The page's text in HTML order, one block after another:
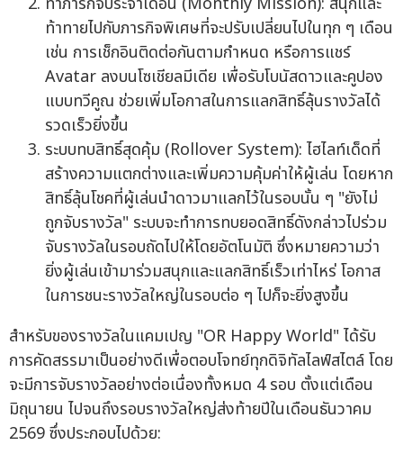
ท้าทายไปกับภารกิจพิเศษที่จะปรับเปลี่ยนไปในทุก ๆ เดือน
เช่น การเช็กอินติดต่อกันตามกำหนด หรือการแชร์
Avatar ลงบนโซเชียลมีเดีย เพื่อรับโบนัสดาวและคูปอง
แบบทวีคูณ ช่วยเพิ่มโอกาสในการแลกสิทธิ์ลุ้นรางวัลได้
รวดเร็วยิ่งขึ้น
ระบบทบสิทธิ์สุดคุ้ม (Rollover System): ไฮไลท์เด็ดที่
สร้างความแตกต่างและเพิ่มความคุ้มค่าให้ผู้เล่น โดยหาก
สิทธิ์ลุ้นโชคที่ผู้เล่นนำดาวมาแลกไว้ในรอบนั้น ๆ "ยังไม่
ถูกจับรางวัล" ระบบจะทำการทบยอดสิทธิ์ดังกล่าวไปร่วม
จับรางวัลในรอบถัดไปให้โดยอัตโนมัติ ซึ่งหมายความว่า
ยิ่งผู้เล่นเข้ามาร่วมสนุกและแลกสิทธิ์เร็วเท่าไหร่ โอกาส
ในการชนะรางวัลใหญ่ในรอบต่อ ๆ ไปก็จะยิ่งสูงขึ้น
สำหรับของรางวัลในแคมเปญ "OR Happy World" ได้รับ
การคัดสรรมาเป็นอย่างดีเพื่อตอบโจทย์ทุกดิจิทัลไลฟ์สไตล์ โดย
จะมีการจับรางวัลอย่างต่อเนื่องทั้งหมด 4 รอบ ตั้งแต่เดือน
มิถุนายน ไปจนถึงรอบรางวัลใหญ่ส่งท้ายปีในเดือนธันวาคม
2569 ซึ่งประกอบไปด้วย: